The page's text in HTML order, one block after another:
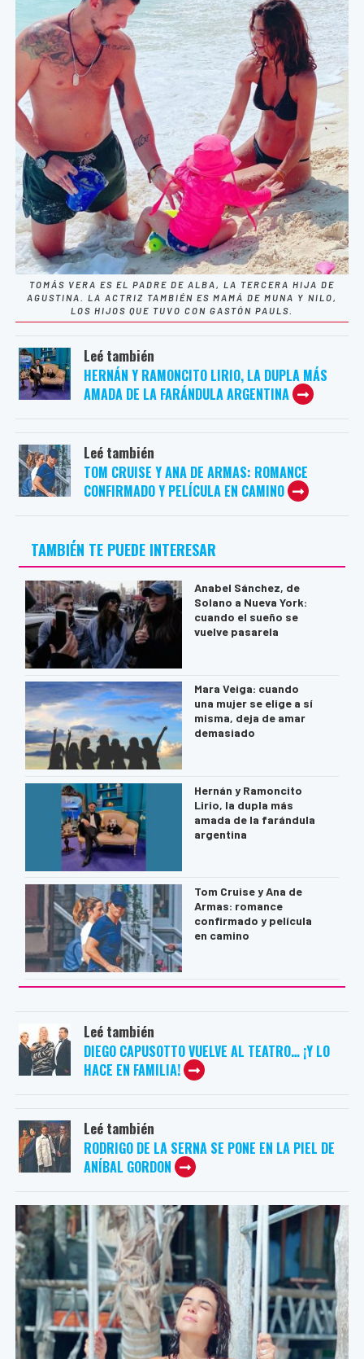
TOMÁS VERA ES EL PADRE DE ALBA, LA TERCERA HIJA DE
AGUSTINA. LA ACTRIZ TAMBIÉN ES MAMÁ DE MUNA Y NILO,
LOS HIJOS QUE TUVO CON GASTÓN PAULS.
Leé también
HERNÁN Y RAMONCITO LIRIO, LA DUPLA MÁS
AMADA DE LA FARÁNDULA ARGENTINA
Leé también
TOM CRUISE Y ANA DE ARMAS: ROMANCE
CONFIRMADO Y PELÍCULA EN CAMINO
TAMBIÉN TE PUEDE INTERESAR
Anabel Sánchez, de
Solano a Nueva York:
cuando el sueño se
vuelve pasarela
Mara Veiga: cuando
una mujer se elige a sí
misma, deja de amar
demasiado
Hernán y Ramoncito
Lirio, la dupla más
amada de la farándula
argentina
Tom Cruise y Ana de
Armas: romance
confirmado y película
en camino
Leé también
DIEGO CAPUSOTTO VUELVE AL TEATRO… ¡Y LO
HACE EN FAMILIA!
Leé también
RODRIGO DE LA SERNA SE PONE EN LA PIEL DE
ANÍBAL GORDON